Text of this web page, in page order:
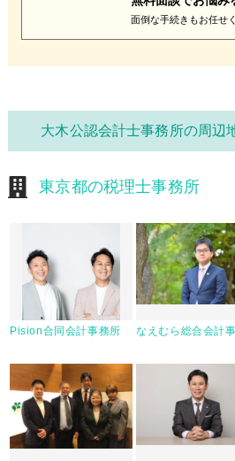
面倒な手続きもお任せ
大木公認会計士事務所の周辺
東京都の税理士事務所
Pision合同会計事務所 なえむら総合会計